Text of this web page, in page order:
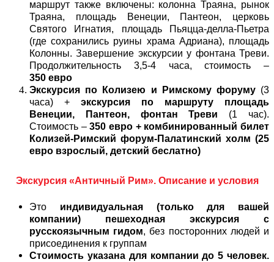
маршрут также включены: колонна Траяна, рынок
Траяна, площадь Венеции, Пантеон, церковь
Святого Игнатия, площадь Пьяцца-делла-Пьетра
(где сохранились руины храма Адриана), площадь
Колонны. Завершение экскурсии у фонтана Треви.
Продолжительность 3,5-4 часа, стоимость –
350 евро
Экскурсия по Колизею и Римскому форуму(3
часа) + экскурсия по маршруту площадь
Венеции, Пантеон, фонтан Треви (1 час).
Стоимость –350 евро + комбинированный билет
Колизей-Римский форум-Палатинский холм (25
евро взрослый, детский беслатно)
Экскурсия «Античный Рим». Описание и условия
Это индивидуальная (только для вашей
компании) пешеходная экскурсия с
русскоязычным гидом, без посторонних людей и
присоединения к группам
Стоимость указана для компании до 5 человек.